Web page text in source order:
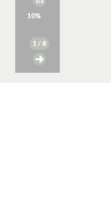
10%
1 / 8